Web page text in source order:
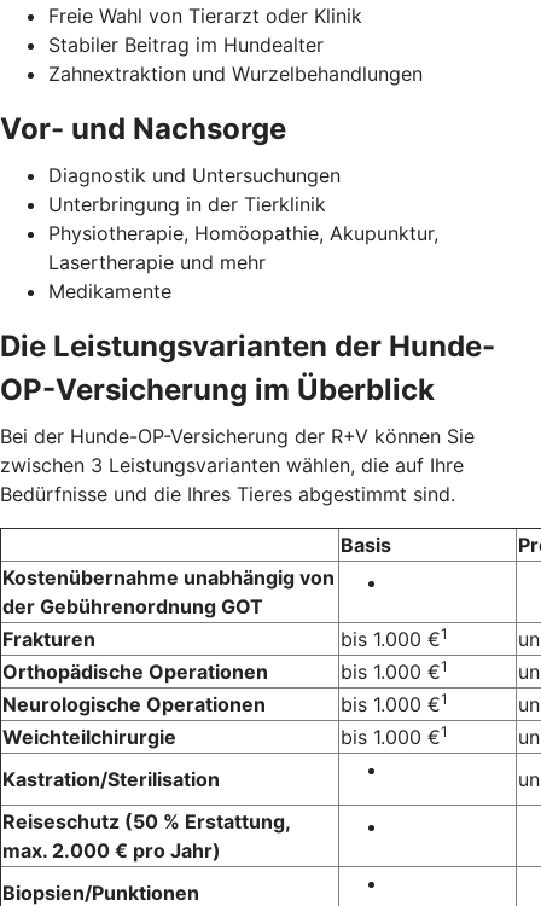
Freie Wahl von Tierarzt oder Klinik
Stabiler Beitrag im Hundealter
Zahnextraktion und Wurzelbehandlungen
Vor- und Nachsorge
Diagnostik und Untersuchungen
Unterbringung in der Tierklinik
Physiotherapie, Homöopathie, Akupunktur,
Lasertherapie und mehr
Medikamente
Die Leistungsvarianten der Hunde-
OP-Versicherung im Überblick
Bei der Hunde-OP-Versicherung der R+V können Sie
zwischen 3 Leistungsvarianten wählen, die auf Ihre
Bedürfnisse und die Ihres Tieres abgestimmt sind.
Basis
Kostenübernahme unabhängig von
der Gebührenordnung GOT
Frakturen
bis 1.000 €1
Orthopädische Operationen
bis 1.000 €1
Neurologische Operationen
bis 1.000 €1
Weichteilchirurgie
bis 1.000 €1
Kastration/Sterilisation
Reiseschutz (50 % Erstattung,
max. 2.000 € pro Jahr)
Biopsien/Punktionen